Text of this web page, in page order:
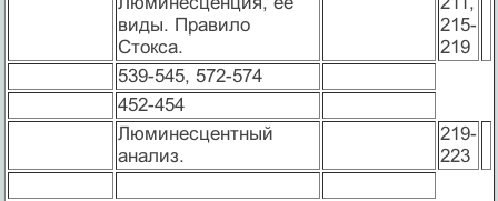
виды. Правило
Стокса.
215-
219
539-545, 572-574
452-454
Люминесцентный
анализ.
219-
223